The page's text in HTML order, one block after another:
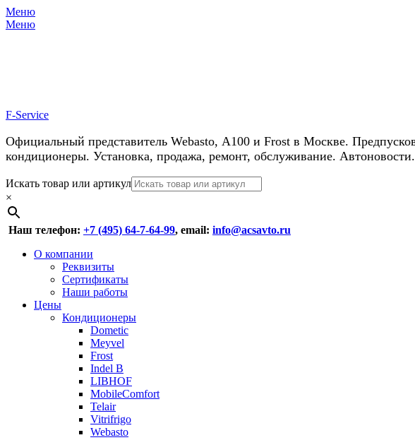
Меню
Меню
F-Service
Официальный представитель Webasto, А100 и Frost в Москве.
кондиционеры. Установка, продажа, ремонт, обслуживание. Автоновости.
Header
Right
Menu
Перейти
к
содержимому
Искать товар или артикул
×
Наш телефон: +7 (495) 64-7-64-99, email: info@acsavto.ru
Основное
Перейти
содержимому
О компании
Реквизиты
Сертификаты
Наши работы
Цены
Кондиционеры
Dometic
Meyvel
Frost
Indel B
LIBHOF
MobileComfort
Telair
Vitrifrigo
Webasto